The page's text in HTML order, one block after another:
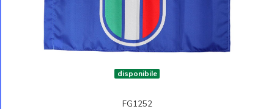
disponibile
FG1252